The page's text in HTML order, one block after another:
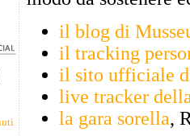
il blog di
il tracking
il sito ufficiale
live tracker
la gara sorella,